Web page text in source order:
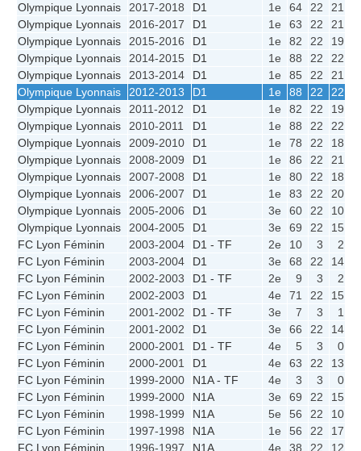
Olympique Lyonnais
2017-2018 D1 1e 64 22 21
Olympique Lyonnais
2016-2017 D1 1e 63 22 21
Olympique Lyonnais
2015-2016 D1 1e 82 22 19
Olympique Lyonnais
2014-2015 D1 1e 88 22 22
Olympique Lyonnais
2013-2014 D1 1e 85 22 21
Olympique Lyonnais
2012-2013 D1 1e 88 22 22
Olympique Lyonnais
2011-2012 D1 1e 82 22 19
Olympique Lyonnais
2010-2011 D1 1e 88 22 22
Olympique Lyonnais
2009-2010 D1 1e 78 22 18
Olympique Lyonnais
2008-2009 D1 1e 86 22 21
Olympique Lyonnais
2007-2008 D1 1e 80 22 18
Olympique Lyonnais
2006-2007 D1 1e 83 22 20
Olympique Lyonnais
2005-2006 D1 3e 60 22 10
Olympique Lyonnais
2004-2005 D1 3e 69 22 15
FC Lyon Féminin
2003-2004 D1 - TF 2e 10 3 2
FC Lyon Féminin
2003-2004 D1 3e 68 22 14
FC Lyon Féminin
2002-2003 D1 - TF 2e 9 3 2
FC Lyon Féminin
2002-2003 D1 4e 71 22 15
FC Lyon Féminin
2001-2002 D1 - TF 3e 7 3 1
FC Lyon Féminin
2001-2002 D1 3e 66 22 14
FC Lyon Féminin
2000-2001 D1 - TF 4e 5 3 0
FC Lyon Féminin
2000-2001 D1 4e 63 22 13
FC Lyon Féminin
1999-2000 N1A - TF 4e 3 3 0
FC Lyon Féminin
1999-2000 N1A 3e 69 22 15
FC Lyon Féminin
1998-1999 N1A 5e 56 22 10
FC Lyon Féminin
1997-1998 N1A 1e 56 22 17
FC Lyon Féminin
1996-1997 N1A 4e 38 22 12